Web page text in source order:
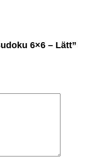
6×6 – Lätt”